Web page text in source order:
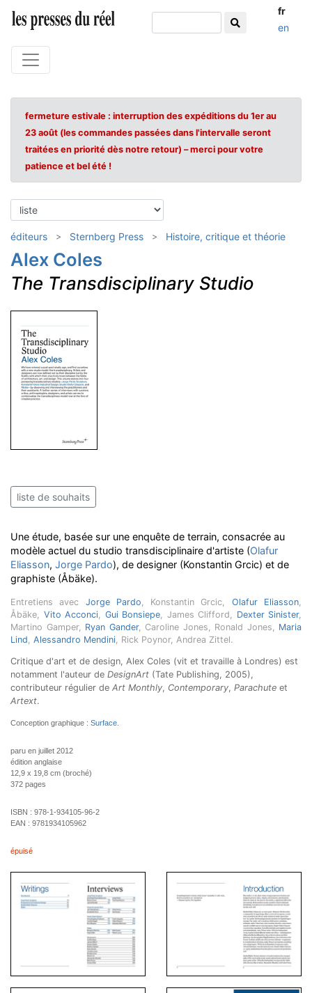
fr
en
fermeture estivale : interruption des expéditions du 1er au
23 août (les commandes passées dans l'intervalle seront
traitées en priorité dès notre retour) – merci pour votre
patience et bel été !
éditeurs Sternberg Press Histoire, critique et théorie
Alex Coles
The Transdisciplinary Studio
liste de souhaits
Une étude, basée sur une enquête de terrain, consacrée au
modèle actuel du studio transdisciplinaire d'artiste (Olafur
Eliasson, Jorge Pardo), de designer (Konstantin Grcic) et de
graphiste (Åbäke).
Entretiens avec Jorge Pardo, Konstantin Grcic, Olafur Eliasson,
Åbäke, Vito Acconci, Gui Bonsiepe, James Clifford, Dexter Sinister,
Martino Gamper, Ryan Gander, Caroline Jones, Ronald Jones, Maria
Lind, Alessandro Mendini, Rick Poynor, Andrea Zittel.
Critique d'art et de design, Alex Coles (vit et travaille à Londres) est
notamment l'auteur de DesignArt (Tate Publishing, 2005),
contributeur régulier de Art Monthly, Contemporary, Parachute et
Artext.
Conception graphique : Surface
paru en juillet 2012
édition anglaise
12,9 x 19,8 cm (broché)
372 pages
ISBN : 978-1-934105-96-2
EAN : 9781934105962
épuisé